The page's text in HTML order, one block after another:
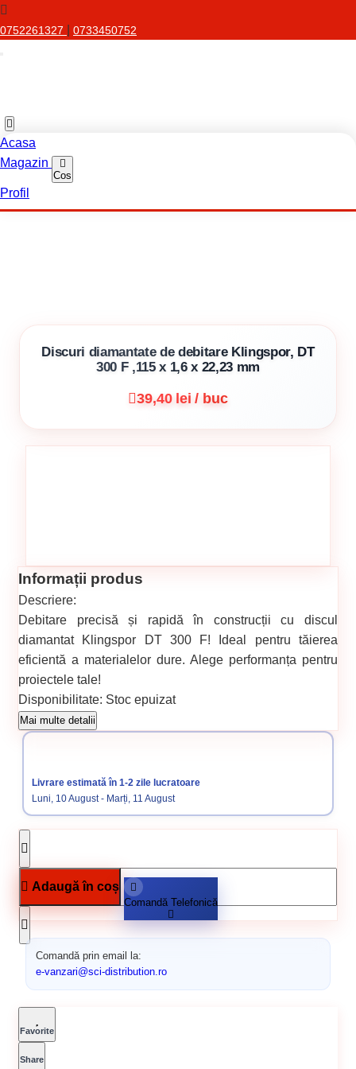
0752261327 0733450752
Acasa
Magazin
Cos
Profil
Discuri diamantate de debitare Klingspor, DT
300 F ,115 x 1,6 x 22,23 mm
39,40 lei / buc
Informații produs
Descriere:
Debitare precisă și rapidă în construcții cu discul
diamantat Klingspor DT 300 F! Ideal pentru tăierea
eficientă a materialelor dure. Alege performanța pentru
proiectele tale!
Disponibilitate: Stoc epuizat
Cod produs: 1058/ 325357
Categorii:
periere
Mai multe detalii
Livrare estimată în 1-2 zile lucratoare
Luni, 10 August - Marți, 11 August
Adaugă în coș
Comandă Telefonică
Comandă prin email la:
e-vanzari@sci-distribution.ro
Favorite
Share